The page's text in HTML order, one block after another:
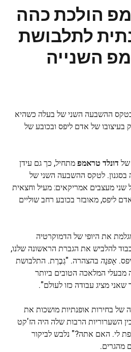
הולכת כהה
לתלבושת
השנייה
ההשבעה השני של בעלה כשהיא
בעיצובו של אדם ליפס ובכובע של
של דונלד טראמפמתחיל, כך גם עידן
בסגנון. לטקס ההשבעה השני של
מעצבים אמריקאים: מעיל וחצאית
ליפס, מאובזר בכובע רחב שוליים
את היופי של הדמוקרטיה
להלביש את הגברת הראשונה שלנו,
אָפנָה בהצהרה. "גְבֶרֶת. התלבושת
המלאכה הטובים ביותר
מציג עבודה כזו לעולם".
של בחירות אופנתיות מושכות את
השערוריות הרבות שלה היה הז'קט
לי. האם אתה?" נלבש לביקור
מהגרים.